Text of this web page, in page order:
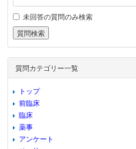
未回答の質問のみ検索
質問カテゴリー一覧
トップ
前臨床
臨床
薬事
アンケート